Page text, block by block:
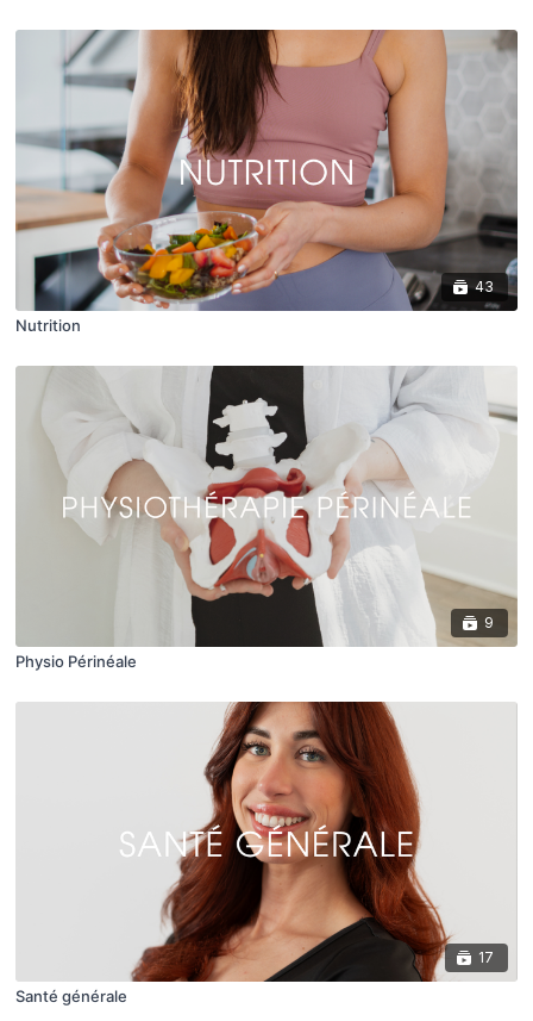
43
Nutrition
9
Physio Périnéale
17
Santé générale